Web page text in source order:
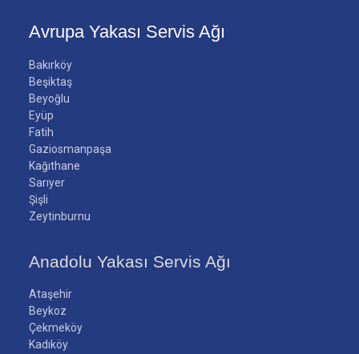
Avrupa Yakası Servis Ağı
Bakırköy
Beşiktaş
Beyoğlu
Eyüp
Fatih
Gaziosmanpaşa
Kağıthane
Sarıyer
Şişli
Zeytinburnu
Anadolu Yakası Servis Ağı
Ataşehir
Beykoz
Çekmeköy
Kadıköy